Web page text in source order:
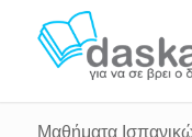
Μαθήματα